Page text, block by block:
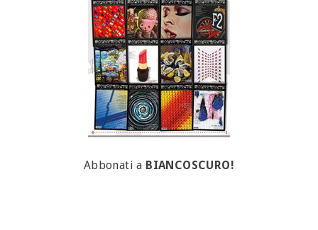
Abbonati a BIANCOSCURO!